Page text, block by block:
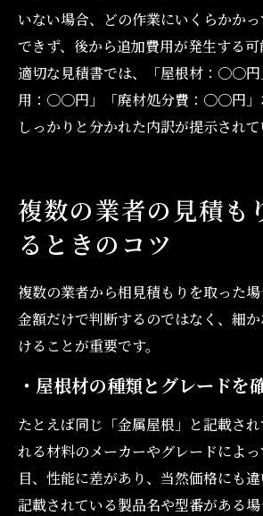
いない場合、どの作業にいくらかか
できず、後から追加費用が発生する可
適切な見積書では、「屋根材：〇〇
用：〇〇円」「廃材処分費：〇〇円
しっかりと分かれた内訳が提示されて
複数の業者の見積も
るときのコツ
複数の業者から相見積もりを取った
金額だけで判断するのではなく、細
けることが重要です。
・屋根材の種類とグレードを
たとえば同じ「金属屋根」と記載さ
れる材料のメーカーやグレードによ
目、性能に差があり、当然価格にも違
記載されている製品名や型番がある